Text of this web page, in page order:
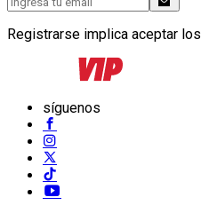
Registrarse implica aceptar los
síguenos